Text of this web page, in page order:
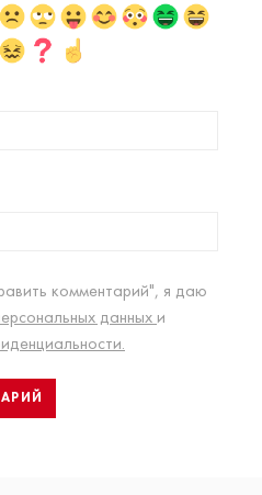
комментарий", я даю
данных и